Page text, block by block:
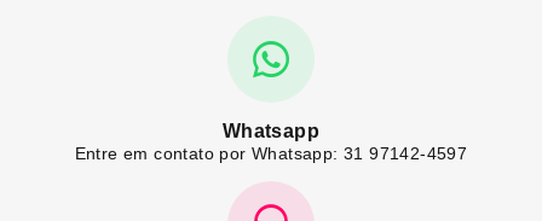
Whatsapp
Entre em contato por Whatsapp: 31 97142-4597